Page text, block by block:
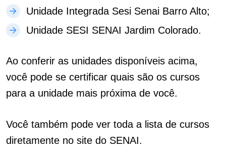
Unidade Integrada Sesi Senai Barro Alto;
Unidade SESI SENAI Jardim Colorado.
Ao conferir as unidades disponíveis acima,
você pode se certificar quais são os cursos
para a unidade mais próxima de você.
Você também pode ver toda a lista de cursos
diretamente no site do SENAI.